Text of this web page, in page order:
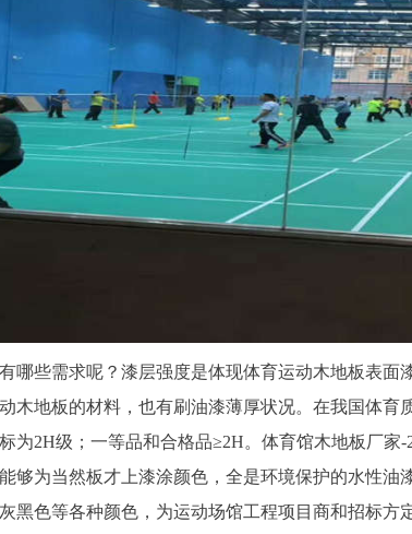
哪些需求呢？漆层强度是体现体育运动木地板表面
木地板的材料，也有刷油漆薄厚状况。在我国体育
为2H级；一等品和合格品≥2H。体育馆木地板厂家
够为当然板才上漆涂颜色，全是环境保护的水性油
黑色等各种颜色，为运动场馆工程项目商和招标方